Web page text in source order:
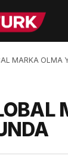
MARKA OLMA